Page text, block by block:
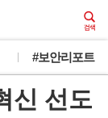
#보안리포트
신 선도